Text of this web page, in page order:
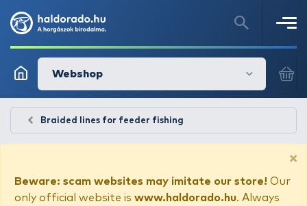
Webshop
Braided lines for feeder fishing
×
Beware: scam websites may imitate our store! Our
only official website is www.haldorado.hu. Always